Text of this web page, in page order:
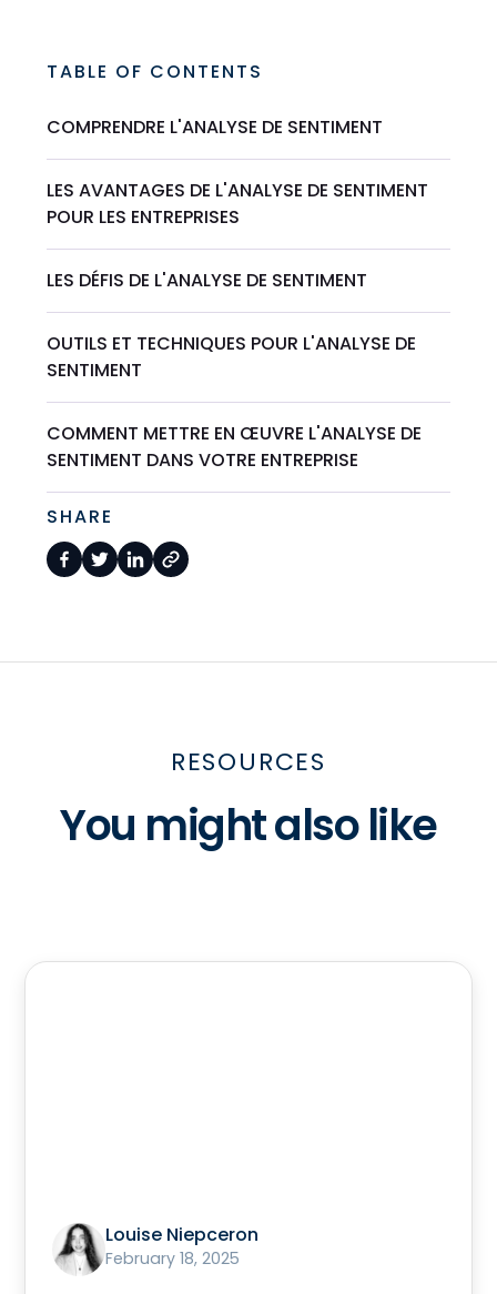
TABLE OF CONTENTS
COMPRENDRE L'ANALYSE DE SENTIMENT
LES AVANTAGES DE L'ANALYSE DE SENTIMENT
POUR LES ENTREPRISES
LES DÉFIS DE L'ANALYSE DE SENTIMENT
OUTILS ET TECHNIQUES POUR L'ANALYSE DE
SENTIMENT
COMMENT METTRE EN ŒUVRE L'ANALYSE DE
SENTIMENT DANS VOTRE ENTREPRISE
SHARE
RESOURCES
You might also like
Louise Niepceron
February 18, 2025